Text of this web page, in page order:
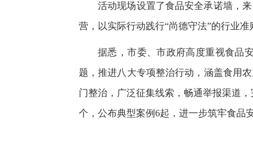
活动现场设置了食品安全承诺墙，
营，以实际行动践行“尚德守法”的行业准
据悉，市委、市政府高度重视食品
题，推进八大专项整治行动，涵盖食用
门整治，广泛征集线索，畅通举报渠道
个，公布典型案例6起，进一步筑牢食品